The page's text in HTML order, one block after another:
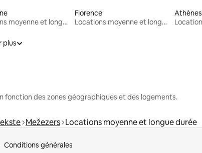
Locations moyenne et longue durée
Florence
Locations moyenne et longue durée
Athènes
plus
fonction des zones géographiques et des logements.
Mežezers Locations moyenne et longue durée
Conditions générales